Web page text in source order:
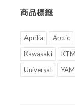
商品標籤
Aprilia Arctic
Kawasaki
KTM
Universal